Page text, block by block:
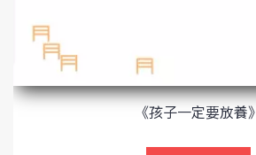
《孩子一定要放養》